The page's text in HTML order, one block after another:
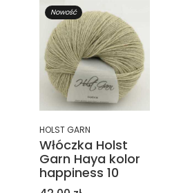
Nowość
HOLST GARN
Włóczka Holst
Garn Haya kolor
happiness 10